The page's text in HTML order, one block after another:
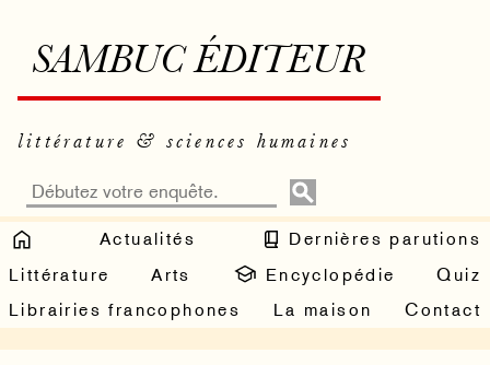
SAMBUC ÉDITEUR
littérature & sciences humaines
Actualités
Dernières parutions
Littérature
Arts Encyclopédie
Quiz
Librairies francophones
La maison Contact